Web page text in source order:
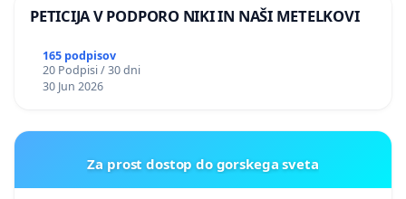
PETICIJA V PODPORO NIKI IN NAŠI METELKOVI
165 podpisov
20 Podpisi / 30 dni
30 Jun 2026
Za prost dostop do gorskega sveta